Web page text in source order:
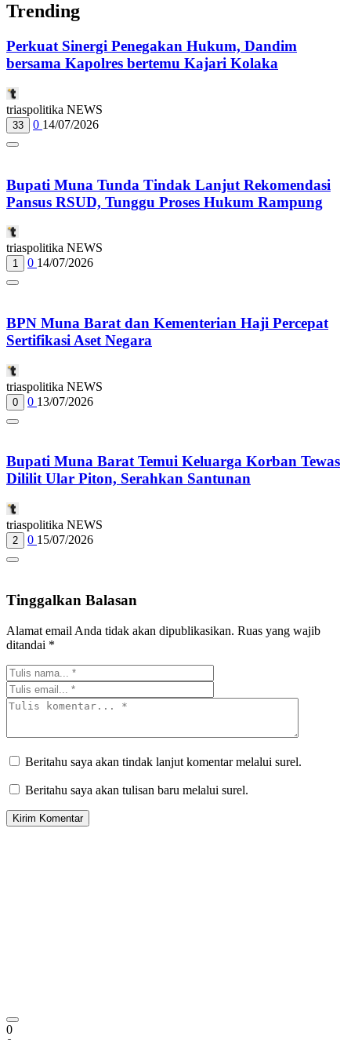
Trending
Perkuat Sinergi Penegakan Hukum, Dandim
bersama Kapolres bertemu Kajari Kolaka
triaspolitika NEWS
33 0 14/07/2026
Bupati Muna Tunda Tindak Lanjut Rekomendasi
Pansus RSUD, Tunggu Proses Hukum Rampung
triaspolitika NEWS
1 0 14/07/2026
BPN Muna Barat dan Kementerian Haji Percepat
Sertifikasi Aset Negara
triaspolitika NEWS
0 0 13/07/2026
Bupati Muna Barat Temui Keluarga Korban Tewas
Dililit Ular Piton, Serahkan Santunan
triaspolitika NEWS
2 0 15/07/2026
Tinggalkan Balasan
Alamat email Anda tidak akan dipublikasikan. Ruas yang wajib
ditandai *
Beritahu saya akan tindak lanjut komentar melalui surel.
Beritahu saya akan tulisan baru melalui surel.
0